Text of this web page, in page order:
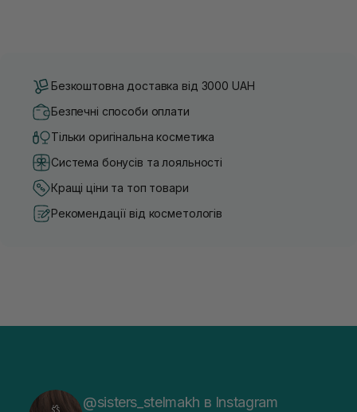
Безкоштовна доставка від 3000 UAH
Безпечні способи оплати
Тільки оригінальна косметика
Система бонусів та лояльності
Кращі ціни та топ товари
Рекомендації від косметологів
@sisters_stelmakh в Instagram